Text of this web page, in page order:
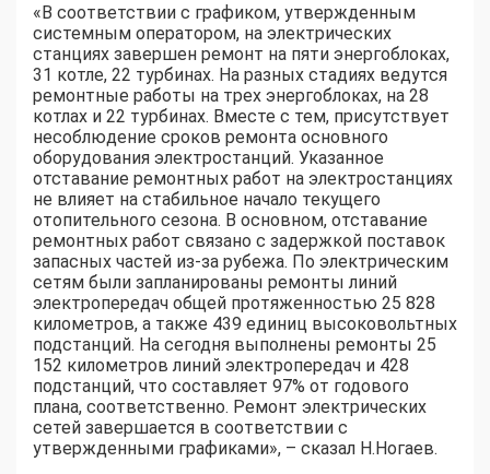
«В соответствии с графиком, утвержденным
системным оператором, на электрических
станциях завершен ремонт на пяти энергоблоках,
31 котле, 22 турбинах. На разных стадиях ведутся
ремонтные работы на трех энергоблоках, на 28
котлах и 22 турбинах. Вместе с тем, присутствует
несоблюдение сроков ремонта основного
оборудования электростанций. Указанное
отставание ремонтных работ на электростанциях
не влияет на стабильное начало текущего
отопительного сезона. В основном, отставание
ремонтных работ связано с задержкой поставок
запасных частей из-за рубежа. По электрическим
сетям были запланированы ремонты линий
электропередач общей протяженностью 25 828
километров, а также 439 единиц высоковольтных
подстанций. На сегодня выполнены ремонты 25
152 километров линий электропередач и 428
подстанций, что составляет 97% от годового
плана, соответственно. Ремонт электрических
сетей завершается в соответствии с
утвержденными графиками», – сказал Н.Ногаев.